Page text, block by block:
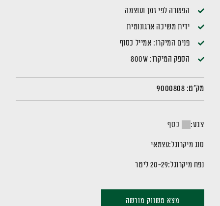
הפשרה לפי זמן ועוצמה
ידית משיכה ארגונומית
פנים המיקרו: אמייל כסוף
הספק המיקרו: 800W
מק"ט: 9000808
צבע: כסף
סוג מיקרוגל:עצמאי
נפח מיקרוגל:20-29 ליטר
מצא משווק מורשה